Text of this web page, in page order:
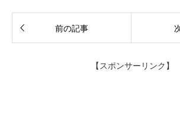
前の記事
【スポンサーリンク】